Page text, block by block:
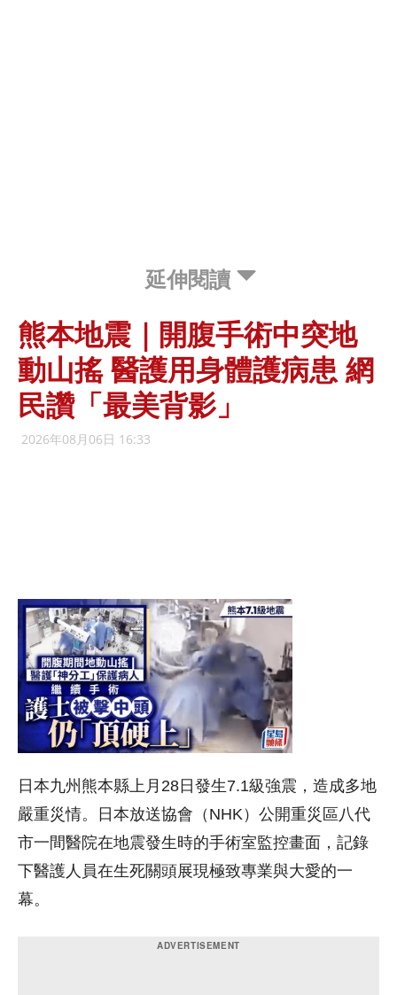
延伸閱讀
熊本地震｜開腹手術中突地
動山搖 醫護用身體護病患 網
民讚「最美背影」
2026年08月06日 16:33
日本九州熊本縣上月28日發生7.1級強震，造成多地
嚴重災情。日本放送協會（NHK）公開重災區八代
市一間醫院在地震發生時的手術室監控畫面，記錄
下醫護人員在生死關頭展現極致專業與大愛的一
幕。